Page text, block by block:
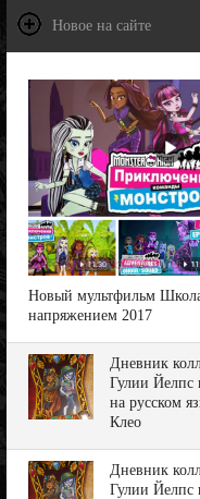
Новое на сайте
Новый мультфильм
напряжением 2017
Дневник
Гулии Йелпс
на русском
Клео
Дневник
Гулии Йелпс